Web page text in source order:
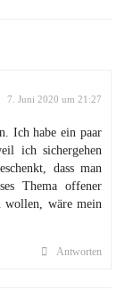
7. Juni 2020 um 21:27
Ich habe ein paar
ich sichergehen
dass man
Thema offener
wollen, wäre mein
Antworten